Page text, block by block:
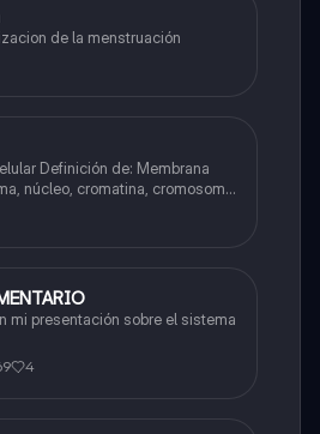
de la menstruación
núcleo, cromatina, cromosoma
interfase
mi presentación sobre el sistema
4